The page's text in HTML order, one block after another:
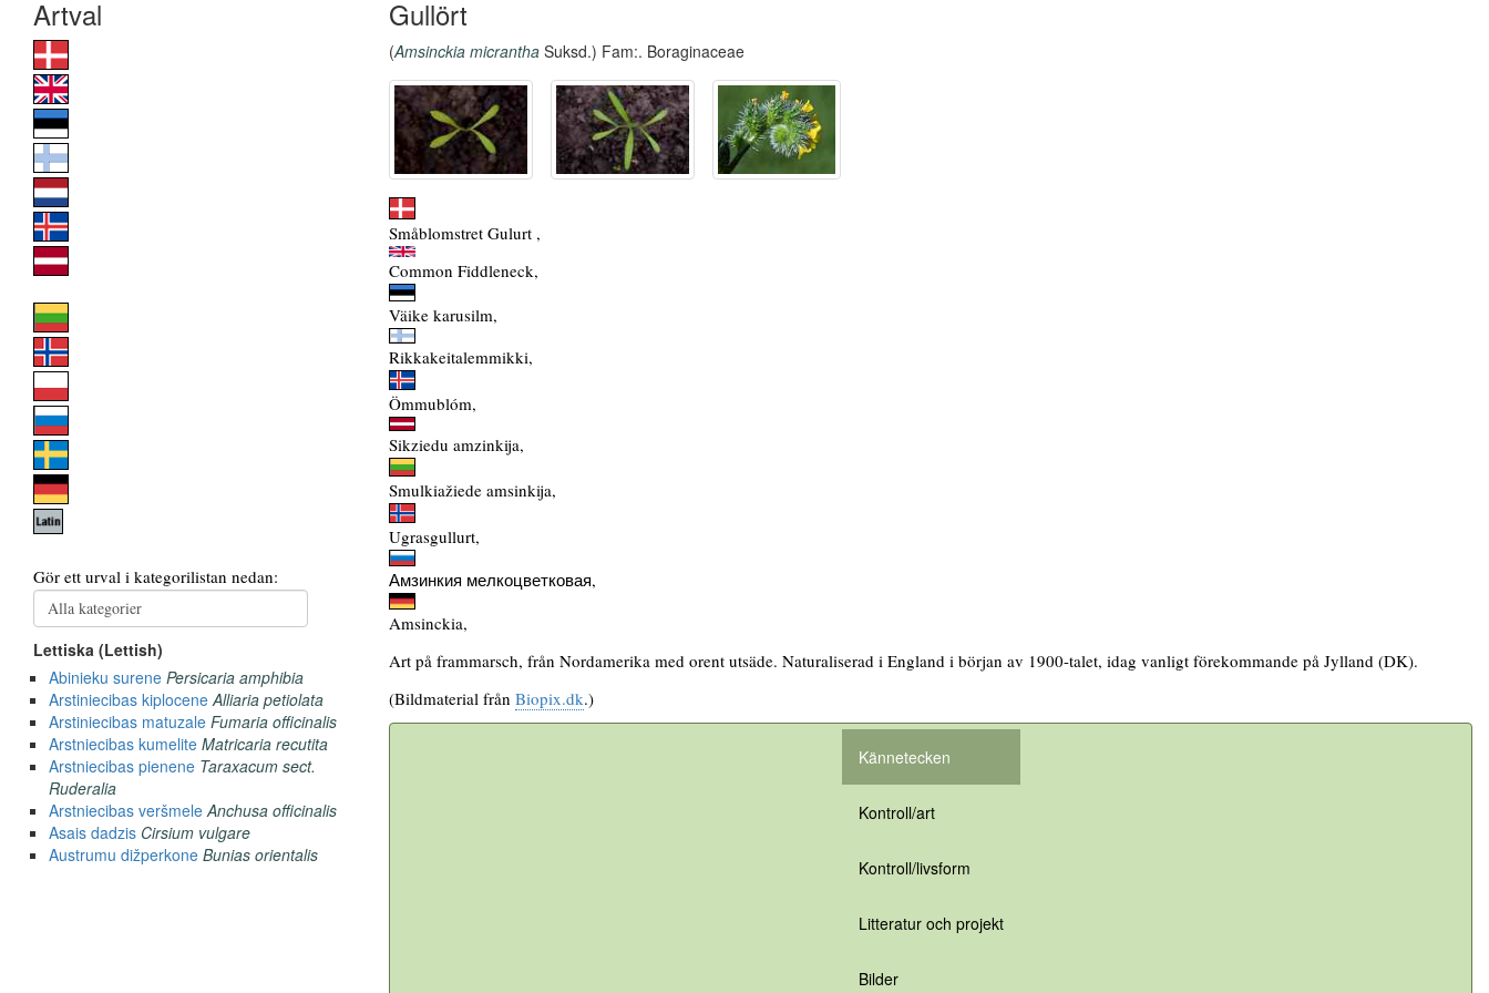
Gullört
(Amsinckia micrantha Suksd.) Fam:. Boraginaceae
Småblomstret Gulurt ,
Common Fiddleneck,
Väike karusilm,
Rikkakeitalemmikki,
Ömmublóm,
Sikziedu amzinkija,
Smulkiažiede amsinkija,
Ugrasgullurt,
Амзинкия мелкоцветковая,
Amsinckia,
Art på frammarsch, från Nordamerika med orent utsäde. Naturaliserad i England i början av 1900-talet, idag vanligt förekommande på Jylland (DK).
(Bildmaterial från Biopix.dk.)
Kännetecken
Kontroll/art
Kontroll/livsform
Litteratur och projekt
Bilder